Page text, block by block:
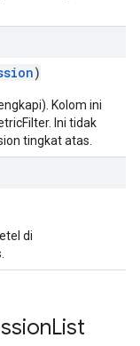
)
Kolom ini
Ini tidak
tingkat atas.
di
List